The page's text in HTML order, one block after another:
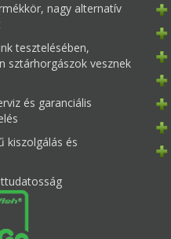
nagy alternatív
tesztelésében,
sztárhorgászok vesznek
és garanciális
kiszolgálás és